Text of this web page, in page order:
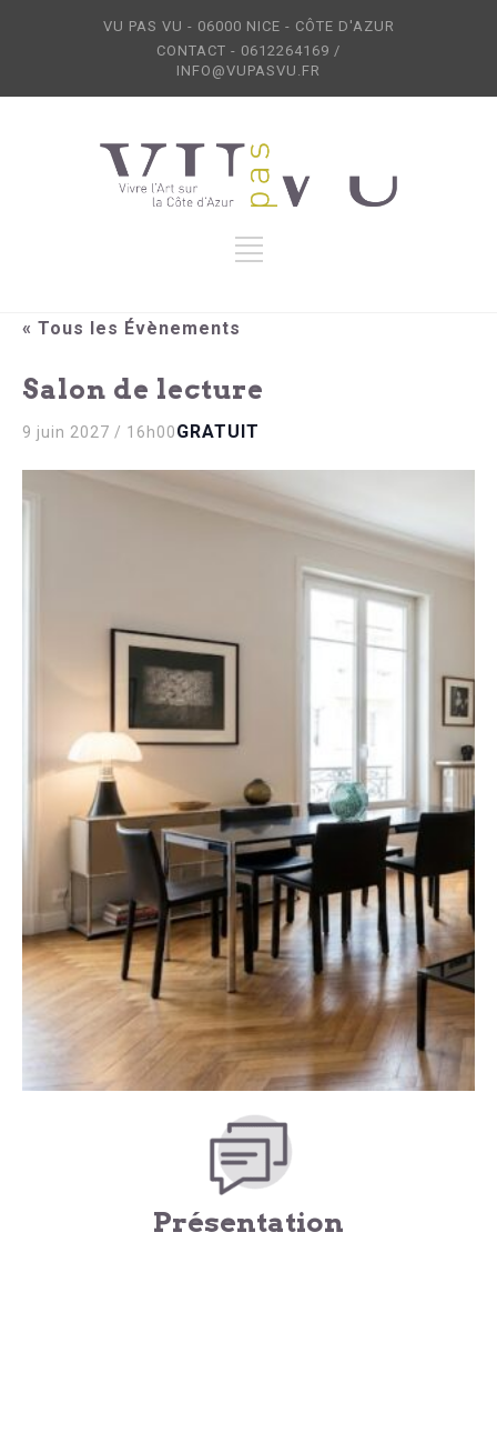
VU PAS VU - 06000 NICE - CÔTE D'AZUR
CONTACT - 0612264169 /
INFO@VUPASVU.FR
« Tous les Évènements
Salon de lecture
9 juin 2027 / 16h00GRATUIT
Présentation